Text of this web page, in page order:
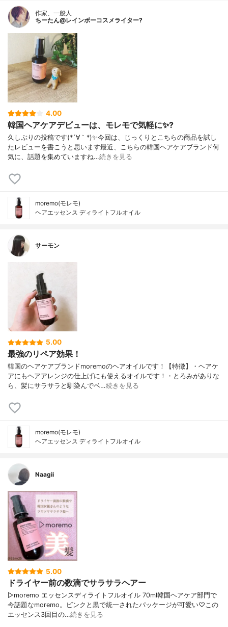
作家、一般人
ちーたん@レインボーコスメライター?
4.00
韓国ヘアケアデビューは、モレモで気軽に✨?
久しぶりの投稿です(*´∀｀*)✨今回は、じっくりとこちらの商品を試し
たレビューを書こうと思います最近、こちらの韓国ヘアケアブランド何
気に、話題を集めていますね…続きを見る
moremo(モレモ)
ヘアエッセンス ディライトフルオイル
サーモン
5.00
最強のリペア効果！
韓国のヘアケアブランドmoremoのヘアオイルです！【特徴】・ヘアケ
アにもヘアアレンジの仕上げにも使えるオイルです！・とろみがありな
ら、髪にサラサラと馴染んでベ…続きを見る
moremo(モレモ)
ヘアエッセンス ディライトフルオイル
Naagii
5.00
ドライヤー前の数滴でサラサラヘアー
▷moremo エッセンスディライトフルオイル 70ml韓国ヘアケア部門で
今話題なmoremo。ピンクと黒で統一されたパッケージが可愛い♡この
エッセンス3回目の…続きを見る